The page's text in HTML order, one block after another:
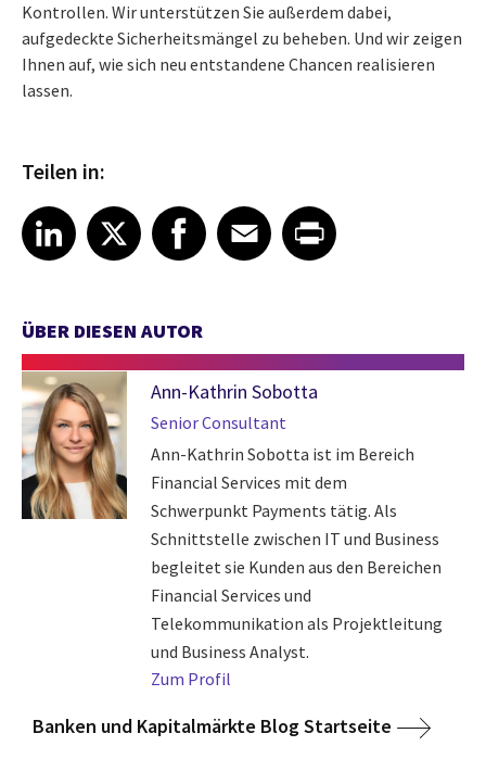
Kontrollen. Wir unterstützen Sie außerdem dabei,
aufgedeckte Sicherheitsmängel zu beheben. Und wir zeigen
Ihnen auf, wie sich neu entstandene Chancen realisieren
lassen.
Teilen in:
Share article on LinkedIn
LinkedIn
Share article on XShare article on Facebook
Facebook
Share article on Email
EmailShare article on Print
ÜBER DIESEN AUTOR
Ann-Kathrin Sobotta
Senior Consultant
Ann-Kathrin Sobotta ist im Bereich
Financial Services mit dem
Schwerpunkt Payments tätig. Als
Schnittstelle zwischen IT und Business
begleitet sie Kunden aus den Bereichen
Financial Services und
Telekommunikation als Projektleitung
und Business Analyst.
Zum Profil
Banken und Kapitalmärkte Blog Startseite